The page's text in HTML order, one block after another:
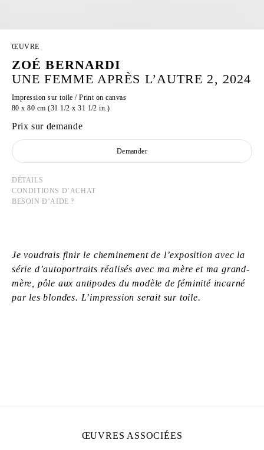
ŒUVRE
ZOÉ BERNARDI
UNE FEMME APRÈS L’AUTRE 2, 2024
Impression sur toile / Print on canvas
80 x 80 cm (31 1/2 x 31 1/2 in.)
Prix sur demande
Demander
DÉTAILS
CONDITIONS D’ACHAT
BESOIN D’AIDE ?
Je voudrais finir le cheminement de l’exposition avec la
série d’autoportraits réalisés avec ma mère et ma grand-
mère, pôle aux antipodes du modèle de féminité incarné
par les blondes. L’impression serait sur toile.
ŒUVRES ASSOCIÉES